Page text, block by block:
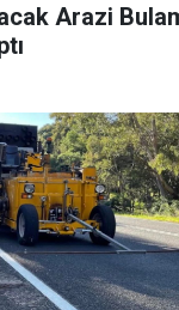
Arazi